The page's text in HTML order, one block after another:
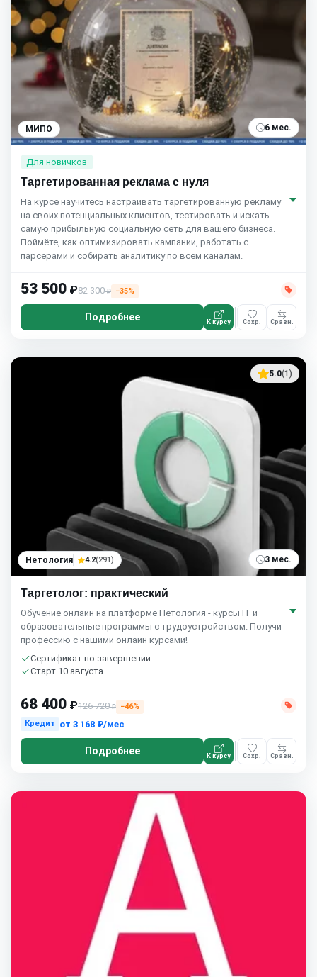
МИПО 6 мес.
Для новичков
Таргетированная реклама с нуля
На курсе научитесь настраивать таргетированную рекламу
на своих потенциальных клиентов, тестировать и искать
самую прибыльную социальную сеть для вашего бизнеса.
Поймёте, как оптимизировать кампании, работать с
парсерами и собирать аналитику по всем каналам.
53 500 ₽82 300₽ −35%
Подробнее К курсу Сохр. Сравн.
5.0(1)
Нетология 4.2(291) 3 мес.
Таргетолог: практический
Обучение онлайн на платформе Нетология - курсы IT и
образовательные программы с трудоустройством. Получи
профессию с нашими онлайн курсами!
Сертификат по завершении
Старт 10 августа
68 400 ₽126 720₽
−46%
Кредит
от 3 168 ₽/мес
Подробнее К курсу Сохр. Сравн.